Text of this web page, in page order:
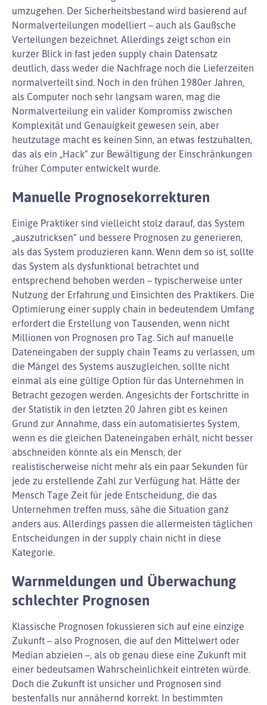
umzugehen. Der Sicherheitsbestand wird basierend auf
Normalverteilungen modelliert – auch als Gaußsche
Verteilungen bezeichnet. Allerdings zeigt schon ein
kurzer Blick in fast jeden supply chain Datensatz
deutlich, dass weder die Nachfrage noch die Lieferzeiten
normalverteilt sind. Noch in den frühen 1980er Jahren,
als Computer noch sehr langsam waren, mag die
Normalverteilung ein valider Kompromiss zwischen
Komplexität und Genauigkeit gewesen sein, aber
heutzutage macht es keinen Sinn, an etwas festzuhalten,
das als ein „Hack“ zur Bewältigung der Einschränkungen
früher Computer entwickelt wurde.
Manuelle Prognosekorrekturen
Einige Praktiker sind vielleicht stolz darauf, das System
„auszutricksen“ und bessere Prognosen zu generieren,
als das System produzieren kann. Wenn dem so ist, sollte
das System als dysfunktional betrachtet und
entsprechend behoben werden – typischerweise unter
Nutzung der Erfahrung und Einsichten des Praktikers. Die
Optimierung einer supply chain in bedeutendem Umfang
erfordert die Erstellung von Tausenden, wenn nicht
Millionen von Prognosen pro Tag. Sich auf manuelle
Dateneingaben der supply chain Teams zu verlassen, um
die Mängel des Systems auszugleichen, sollte nicht
einmal als eine gültige Option für das Unternehmen in
Betracht gezogen werden. Angesichts der Fortschritte in
der Statistik in den letzten 20 Jahren gibt es keinen
Grund zur Annahme, dass ein automatisiertes System,
wenn es die gleichen Dateneingaben erhält, nicht besser
abschneiden könnte als ein Mensch, der
realistischerweise nicht mehr als ein paar Sekunden für
jede zu erstellende Zahl zur Verfügung hat. Hätte der
Mensch Tage Zeit für jede Entscheidung, die das
Unternehmen treffen muss, sähe die Situation ganz
anders aus. Allerdings passen die allermeisten täglichen
Entscheidungen in der supply chain nicht in diese
Kategorie.
Warnmeldungen und Überwachung
schlechter Prognosen
Klassische Prognosen fokussieren sich auf eine einzige
Zukunft – also Prognosen, die auf den Mittelwert oder
Median abzielen –, als ob genau diese eine Zukunft mit
einer bedeutsamen Wahrscheinlichkeit eintreten würde.
Doch die Zukunft ist unsicher und Prognosen sind
bestenfalls nur annähernd korrekt. In bestimmten